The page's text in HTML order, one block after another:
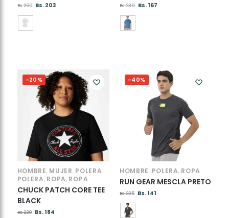
Bs.290 Bs. 203 Bs.239 Bs. 167
-20%
HOMBRE, MUJER, POLERA,
POLERA, ROPA, ROPA
CHUCK PATCH CORE TEE
BLACK
Bs.230 Bs. 184
-40%
HOMBRE, POLERA, ROPA
RUN GEAR MESCLA PRETO
Bs.235 Bs. 141